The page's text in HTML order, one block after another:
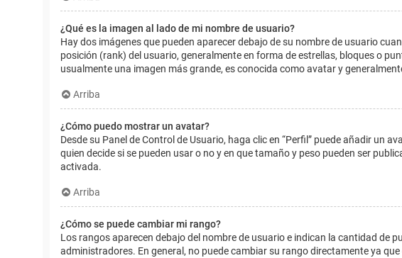
¿Qué es la imagen al lado de mi nombre de usuario?
Hay dos imágenes que pueden aparecer debajo de su nombre de usuario
posición (rank) del usuario, generalmente en forma de estrellas, bloques o
usualmente una imagen más grande, es conocida como avatar y
Arriba
¿Cómo puedo mostrar un avatar?
Desde su Panel de Control de Usuario, haga clic en “Perfil” puede añadir un
quien decide si se pueden usar o no y en que tamaño y peso pueden ser
activada.
Arriba
¿Cómo se puede cambiar mi rango?
Los rangos aparecen debajo del nombre de usuario e indican la cantidad de
administradores. En general, no puede cambiar su rango directamente ya